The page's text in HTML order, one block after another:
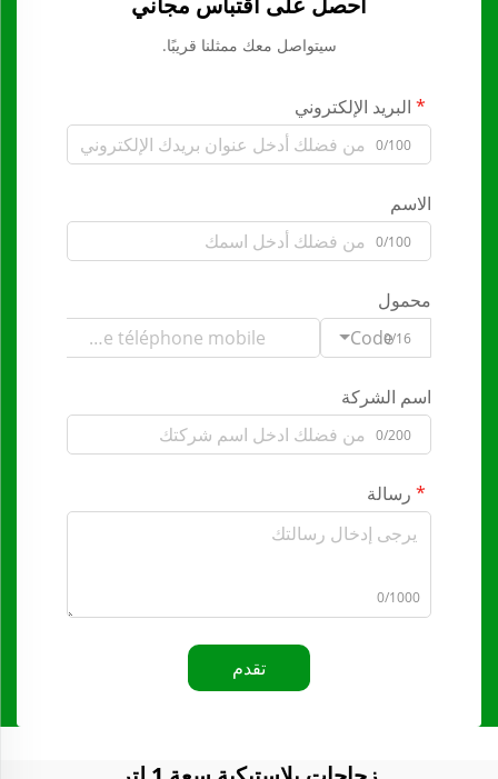
سيتواصل معك ممثلنا قريبًا.
البريد الإلكتروني
0/100
الاسم
0/100
محمول
Code0/16
اسم الشركة
0/200
رسالة
0/1000
تقدم